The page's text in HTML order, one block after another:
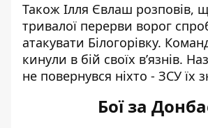
Також Ілля Євлаш розповів,
тривалої перерви ворог
атакувати Білогорівку.
кинули в бій своїх в’язнів.
не повернувся ніхто - ЗСУ їх
Бої за